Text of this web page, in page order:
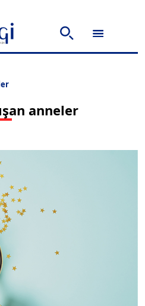
anneler